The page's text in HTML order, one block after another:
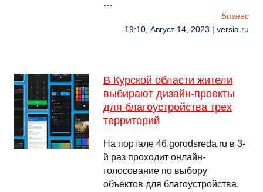
…
Бизнес
19:10, Август 14, 2023 | versia.ru
В Курской области жители
выбирают дизайн-проекты
для благоустройства трех
территорий
На портале 46.gorodsreda.ru в 3-
й раз проходит онлайн-
голосование по выбору
объектов для благоустройства.